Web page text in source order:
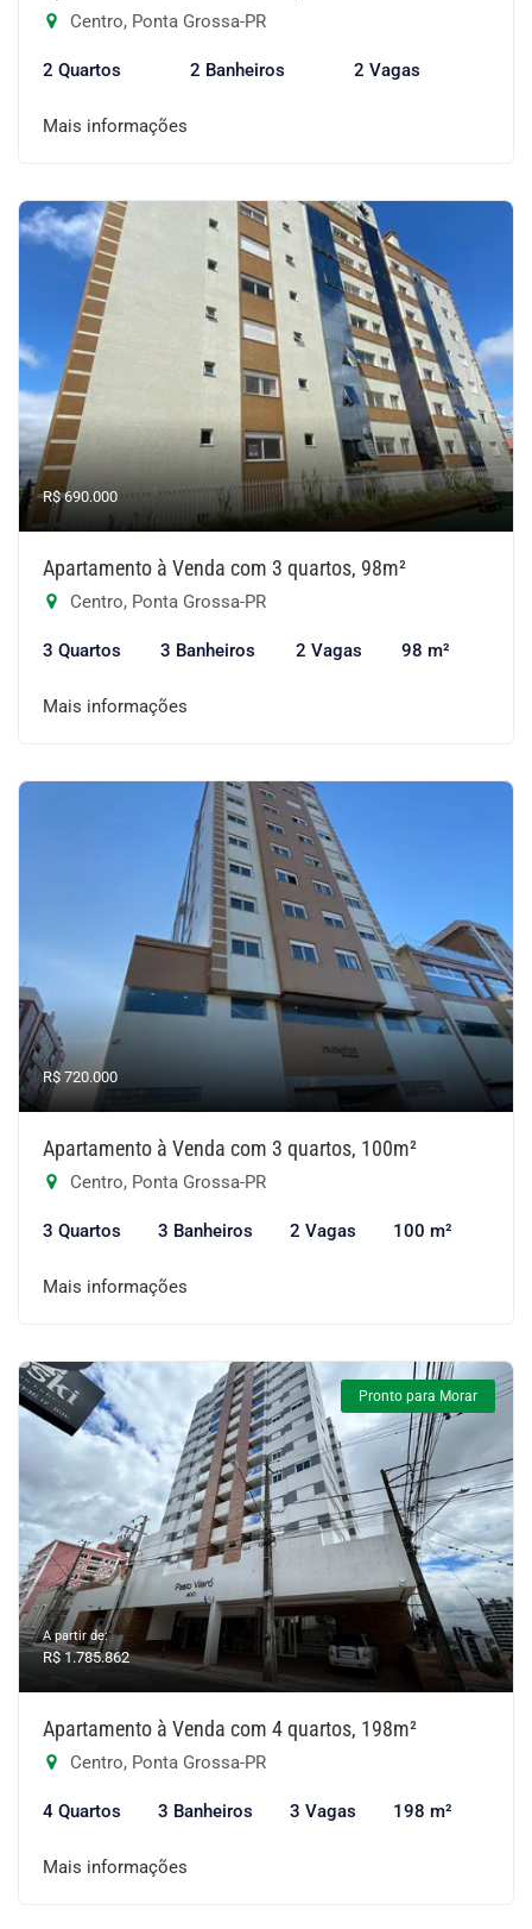
Centro, Ponta Grossa-PR
2 Quartos 2 Banheiros 2 Vagas
Mais informações
R$ 690.000
Apartamento à Venda com 3 quartos, 98m²
Centro, Ponta Grossa-PR
3 Quartos 3 Banheiros 2 Vagas 98 m²
Mais informações
R$ 720.000
Apartamento à Venda com 3 quartos, 100m²
Centro, Ponta Grossa-PR
3 Quartos 3 Banheiros 2 Vagas 100 m²
Mais informações
Pronto para Morar
A partir de:
R$ 1.785.862
Apartamento à Venda com 4 quartos, 198m²
Centro, Ponta Grossa-PR
4 Quartos 3 Banheiros 3 Vagas 198 m²
Mais informações